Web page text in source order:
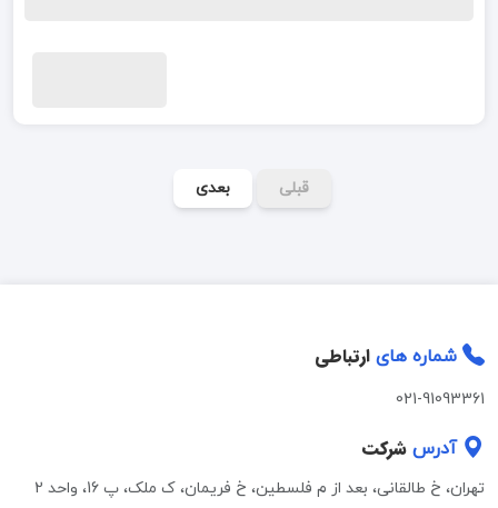
قبلی بعدی
شماره های ارتباطی
021-91093361
آدرس شرکت
تهران، خ طالقانی، بعد از م فلسطین، خ فریمان، ک ملک، پ 16، واحد 2